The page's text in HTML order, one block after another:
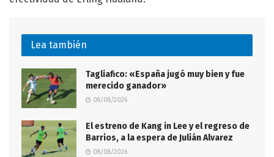
Lea también
Tagliafico: «España jugó muy bien y fue
merecido ganador»
08/08/2026
El estreno de Kang in Lee y el regreso de
Barrios, a la espera de Julián Alvarez
08/08/2026